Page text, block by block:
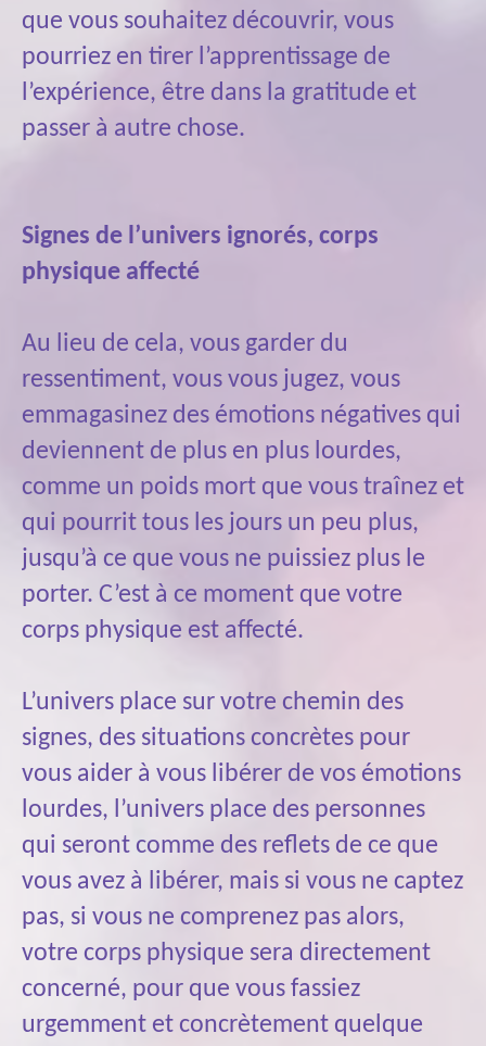
que vous souhaitez découvrir, vous
pourriez en tirer l’apprentissage de
l’expérience, être dans la gratitude et
passer à autre chose.
Signes de l’univers ignorés, corps
physique affecté
Au lieu de cela, vous garder du
ressentiment, vous vous jugez, vous
emmagasinez des émotions négatives qui
deviennent de plus en plus lourdes,
comme un poids mort que vous traînez et
qui pourrit tous les jours un peu plus,
jusqu’à ce que vous ne puissiez plus le
porter. C’est à ce moment que votre
corps physique est affecté.
L’univers place sur votre chemin des
signes, des situations concrètes pour
vous aider à vous libérer de vos émotions
lourdes, l’univers place des personnes
qui seront comme des reflets de ce que
vous avez à libérer, mais si vous ne captez
pas, si vous ne comprenez pas alors,
votre corps physique sera directement
concerné, pour que vous fassiez
urgemment et concrètement quelque